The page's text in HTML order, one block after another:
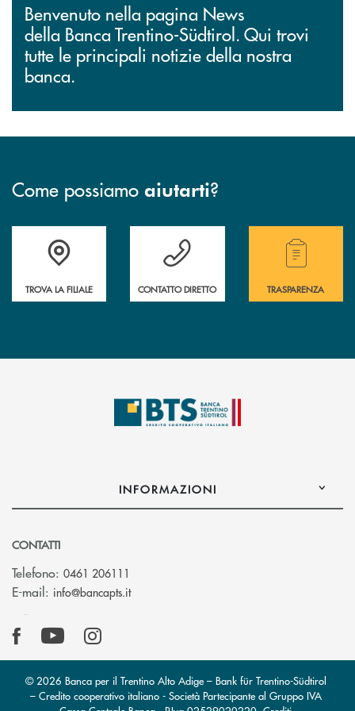
Benvenuto nella pagina News
della Banca Trentino-Südtirol. Qui trovi
tutte le principali notizie della nostra
banca.
Come possiamo aiutarti?
Accedi all' elenco completo delle filiali.
TROVA LA FILIALE
Hai bisogno di assistenza immediata?
CONTATTO DIRETTO
Hai bisogno di
TRASPARENZA
INFORMAZIONI
CONTATTI
Telefono: 0461 206111
E-mail: info@bancapts.it(si apre l’app di posta elettronica)
© 2026 Banca per il Trentino Alto Adige – Bank für Trentino-Südtirol
– Credito cooperativo italiano - Società Partecipante al Gruppo IVA